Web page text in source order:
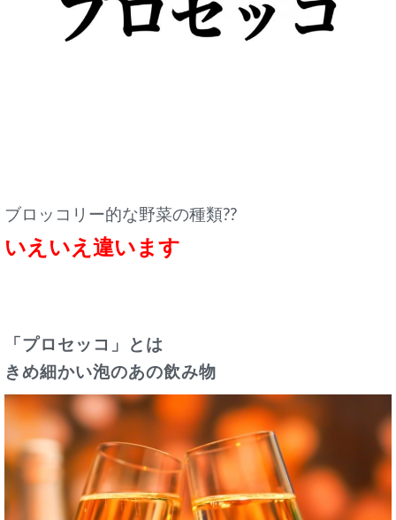
ブロッコリー的な野菜の種類??
いえいえ違います
「プロセッコ」とは
きめ細かい泡のあの飲み物